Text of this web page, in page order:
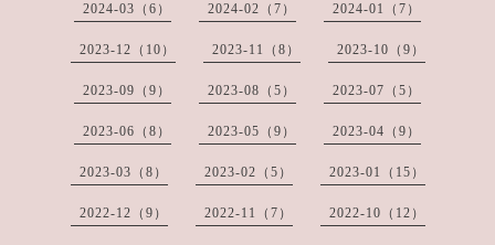
2024-03（6） 2024-02（7） 2024-01（7）
2023-12（10） 2023-11（8） 2023-10（9）
2023-09（9） 2023-08（5） 2023-07（5）
2023-06（8） 2023-05（9） 2023-04（9）
2023-03（8） 2023-02（5） 2023-01（15）
2022-12（9） 2022-11（7） 2022-10（12）